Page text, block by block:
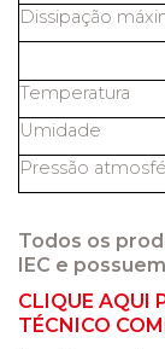
Dissipação
Temperatura
Umidade
Pressão
Todos os
IEC e
CLIQUE AQUI
TÉCNICO